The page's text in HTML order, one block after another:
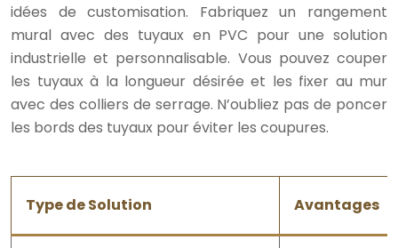
idées de customisation. Fabriquez un rangement
mural avec des tuyaux en PVC pour une solution
industrielle et personnalisable. Vous pouvez couper
les tuyaux à la longueur désirée et les fixer au mur
avec des colliers de serrage. N’oubliez pas de poncer
les bords des tuyaux pour éviter les coupures.
Type de Solution Avantages